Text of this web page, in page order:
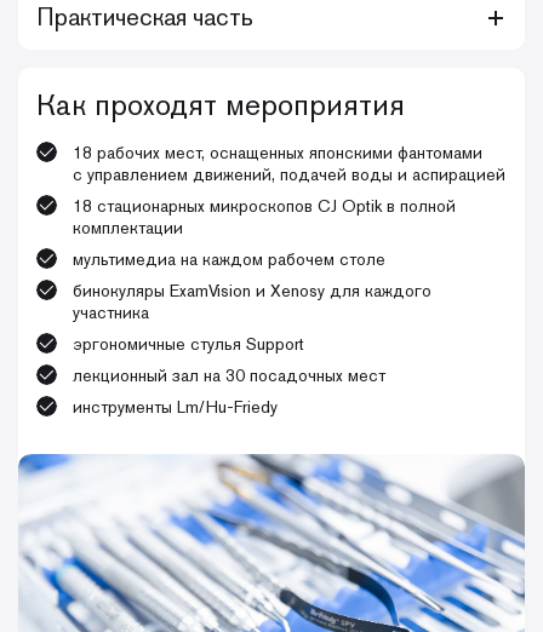
• причины и механизмы возникновения рецессии десны;
• осложнения после устранения рецессий - выбор
методики, сроки операций и реабилитации, повторные
операции, оценка результата;
• методики получения субэпителиального трансплантата:
— метод одного разреза;
— меэпителизация свободного десенного трансплантата.
• работающие методики закрытия рецессий:
— коронарно-смещенный лоскут;
— туннельная методика (швы Аллена, композитные швы);
— методика VISTA (Послеоперационный протокол).
• разбор операций пластики рецессий десны в области
зубов туннельным методом, оператор Анастасия
Смолякова.
Практическая часть
деэпителизация;
• устранение рецессии десны методом коронарно-
смещенного лоскута;
• устранение рецессии десны туннельной методикой;
• наложение швов: шов Алена, композитный шов и Spider -
техника;
• композитная кнопка.
Как проходят мероприятия
18 рабочих мест, оснащенных японскими фантомами
с управлением движений, подачей воды и аспирацией
18 стационарных микроскопов CJ Optik в полной
комплектации
мультимедиа на каждом рабочем столе
бинокуляры ExamVision и Xenosy для каждого
участника
эргономичные стулья Support
лекционный зал на 30 посадочных мест
инструменты Lm/Hu-Friedy